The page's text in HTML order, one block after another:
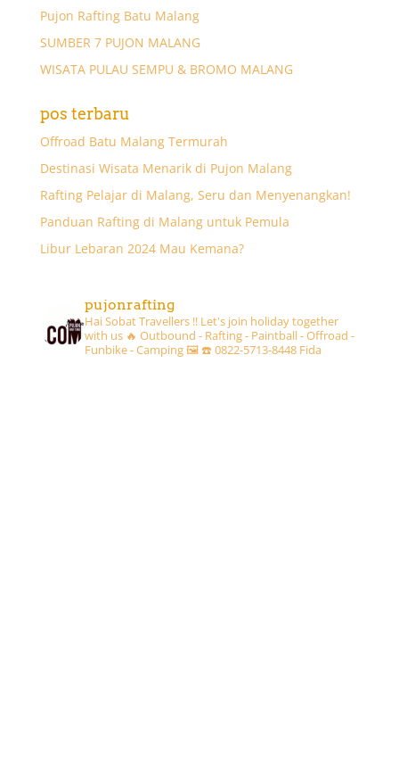
Pujon Rafting Batu Malang
SUMBER 7 PUJON MALANG
WISATA PULAU SEMPU & BROMO MALANG
pos terbaru
Offroad Batu Malang Termurah
Destinasi Wisata Menarik di Pujon Malang
Rafting Pelajar di Malang, Seru dan Menyenangkan!
Panduan Rafting di Malang untuk Pemula
Libur Lebaran 2024 Mau Kemana?
pujonrafting
Hai Sobat Travellers !! Let's join holiday together
with us 🔥 Outbound - Rafting - Paintball - Offroad -
Funbike - Camping 🖼☎️ 0822-5713-8448 Fida